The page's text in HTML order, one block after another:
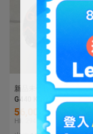
新品未使用ピン PING
G440 K9.0 ドライバーヘ
ッド 1Wヘッド単品
56,000円
HK 2940